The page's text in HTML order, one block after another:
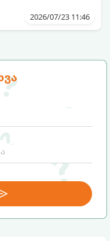
ყავის სამ
სასმელი:
2026/07/23 11:46